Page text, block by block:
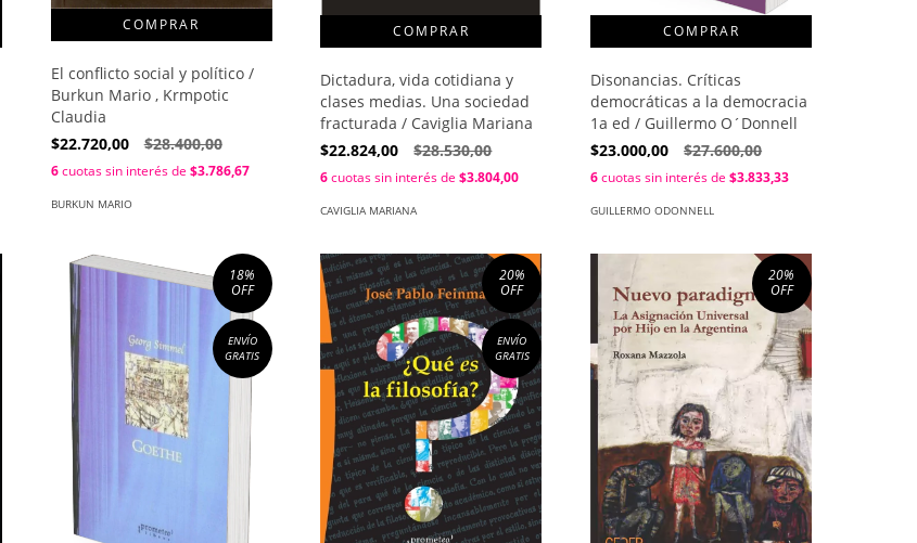
El conflicto social y político /
Burkun Mario , Krmpotic
Claudia
$22.720,00
$28.400,00
6cuotas sin interés de $3.786,67
BURKUN MARIO
Dictadura, vida cotidiana y
clases medias. Una sociedad
fracturada / Caviglia Mariana
$22.824,00
$28.530,00
6cuotas sin interés de$3.804,00
CAVIGLIA MARIANA
Disonancias. Críticas
democráticas a la democracia
1a ed / Guillermo O´Donnell
$23.000,00
$27.600,00
6cuotas sin interés de$3.833,33
GUILLERMO ODONNELL
18%
OFF
ENVÍO
GRATIS
20%
OFF
ENVÍO
GRATIS
20%
OFF